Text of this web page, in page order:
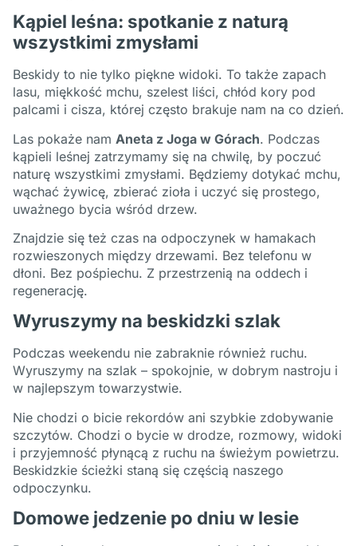
Kąpiel leśna: spotkanie z naturą
wszystkimi zmysłami
Beskidy to nie tylko piękne widoki. To także zapach
lasu, miękkość mchu, szelest liści, chłód kory pod
palcami i cisza, której często brakuje nam na co dzień.
Las pokaże nam Aneta z Joga w Górach. Podczas
kąpieli leśnej zatrzymamy się na chwilę, by poczuć
naturę wszystkimi zmysłami. Będziemy dotykać mchu,
wąchać żywicę, zbierać zioła i uczyć się prostego,
uważnego bycia wśród drzew.
Znajdzie się też czas na odpoczynek w hamakach
rozwieszonych między drzewami. Bez telefonu w
dłoni. Bez pośpiechu. Z przestrzenią na oddech i
regenerację.
Wyruszymy na beskidzki szlak
Podczas weekendu nie zabraknie również ruchu.
Wyruszymy na szlak – spokojnie, w dobrym nastroju i
w najlepszym towarzystwie.
Nie chodzi o bicie rekordów ani szybkie zdobywanie
szczytów. Chodzi o bycie w drodze, rozmowy, widoki
i przyjemność płynącą z ruchu na świeżym powietrzu.
Beskidzkie ścieżki staną się częścią naszego
odpoczynku.
Domowe jedzenie po dniu w lesie